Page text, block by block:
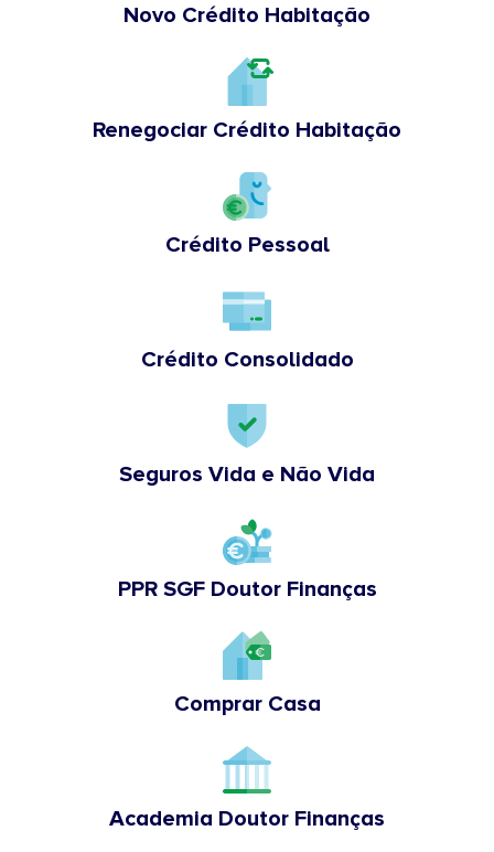
Novo Crédito Habitação
Renegociar Crédito Habitação
Crédito Pessoal
Crédito Consolidado
Seguros Vida e Não Vida
PPR SGF Doutor Finanças
Comprar Casa
Academia Doutor Finanças